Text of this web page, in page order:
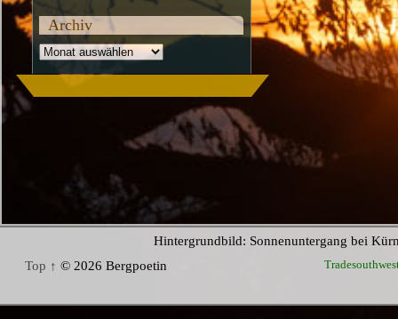
Archiv
Archiv
Hintergrundbild: Sonnenuntergang bei
Top ↑ © 2026 Bergpoetin